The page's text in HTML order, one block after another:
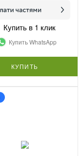
Купить в 1 клик
Купить WhatsApp
КУПИТЬ